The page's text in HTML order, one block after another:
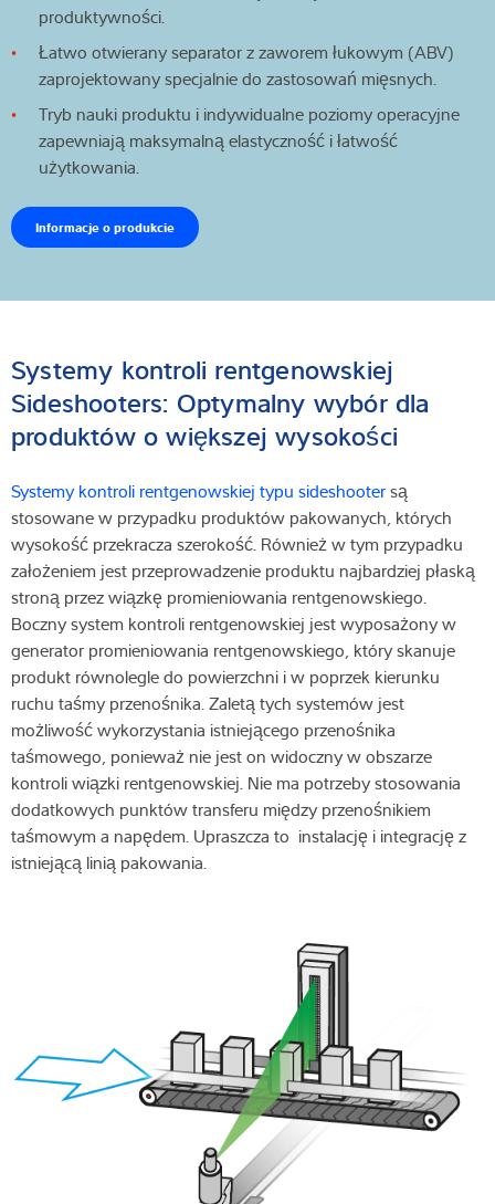
produktywności.
Łatwo otwierany separator z zaworem łukowym (ABV)
zaprojektowany specjalnie do zastosowań mięsnych.
Tryb nauki produktu i indywidualne poziomy operacyjne
zapewniają maksymalną elastyczność i łatwość
użytkowania.
Informacje o produkcie
Systemy kontroli rentgenowskiej
Sideshooters: Optymalny wybór dla
produktów o większej wysokości
Systemy kontroli rentgenowskiej typu sideshootersą
stosowane w przypadku produktów pakowanych, których
wysokość przekracza szerokość. Również w tym przypadku
założeniem jest przeprowadzenie produktu najbardziej płaską
stroną przez wiązkę promieniowania rentgenowskiego.
Boczny system kontroli rentgenowskiej jest wyposażony w
generator promieniowania rentgenowskiego, który skanuje
produkt równolegle do powierzchni i w poprzek kierunku
ruchu taśmy przenośnika. Zaletą tych systemów jest
możliwość wykorzystania istniejącego przenośnika
taśmowego, ponieważ nie jest on widoczny w obszarze
kontroli wiązki rentgenowskiej. Nie ma potrzeby stosowania
dodatkowych punktów transferu między przenośnikiem
taśmowym a napędem. Upraszcza to instalację i integrację z
istniejącą linią pakowania.